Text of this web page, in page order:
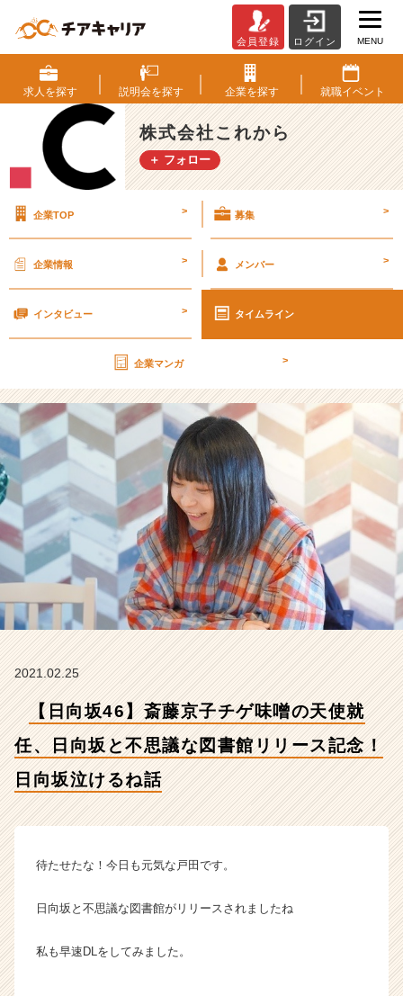
向
坂
4
6】
斎
藤
ゲ
の
任、
日
向
と
思
な
図
書
館
リ
リ
ー
日
向
坂
け
ね
【株
社
れ
会員登録 ログイン MENU
求人を探す 説明会を探す 企業を探す 就職イベント
株式会社これから
＋ フォロー
企業TOP > 募集 >
企業情報 > メンバー >
インタビュー > タイムライン
企業マンガ >
2021.02.25
【日向坂46】斎藤京子チゲ味噌の天使就
任、日向坂と不思議な図書館リリース記念！
日向坂泣けるね話
待たせたな！今日も元気な戸田です。
日向坂と不思議な図書館がリリースされましたね
私も早速DLをしてみました。